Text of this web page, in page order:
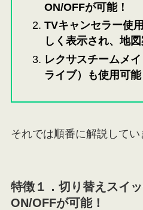
ON/OFFが可能！
TVキャンセラー使
しく表示され、地
レクサスチームメ
ライブ）も使用可能
それでは順番に解説してい
特徴１． 切り替えスイ
ON/OFFが可能！